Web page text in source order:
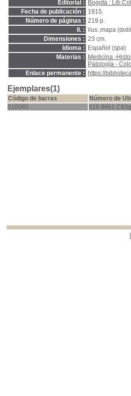
Editorial :
Bogotá :
Fecha de publicación : 1915.
Número de páginas : 219 p.
Il. : ilus.,mapa
Dimensiones : 23 cm.
Idioma :
Español (spa)
Materias :
Medicina -
Patología -
Enlace permanente :
https://
Ejemplares(1)
Código de barras
Número de
010085
610.9861 C83g